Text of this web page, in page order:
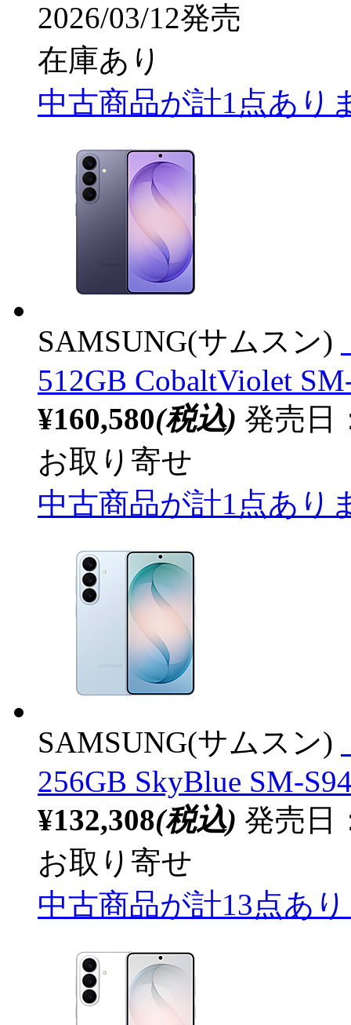
2026/03/12発売
在庫あり
中古商品が計1点あり
SAMSUNG(サムスン)
512GB CobaltViolet
¥160,580(税込) 発売日
お取り寄せ
中古商品が計1点あり
SAMSUNG(サムスン)
256GB SkyBlue SM-
¥132,308(税込) 発売日
お取り寄せ
中古商品が計13点あ